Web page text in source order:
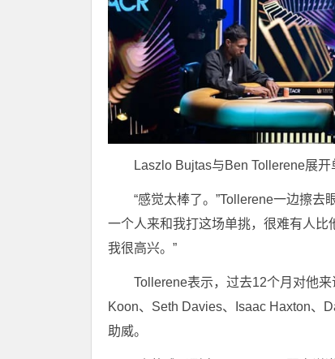
Laszlo Bujtas与Ben Tollerene展开
“感觉太棒了。”Tollerene一边擦
一个人来和我打这场单挑，很难有人
我很高兴。”
Tollerene表示，过去12个月对他
Koon、Seth Davies、Isaac Haxton、
助威。